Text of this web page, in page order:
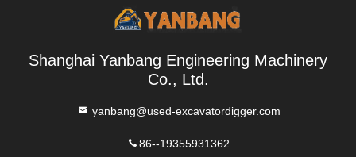
Shanghai Yanbang Engineering Machinery
Co., Ltd.
yanbang@used-excavatordigger.com
86--19355931362